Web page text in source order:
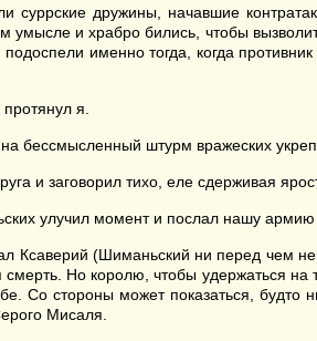
суррские дружины, начавшие
умысле и храбро бились, чтобы
подоспели именно тогда, когда
я.
бессмысленный штурм вражеских
и заговорил тихо, еле сдерживая
улучил момент и послал нашу армию
Ксаверий (Шиманьский ни перед чем
Но королю, чтобы удержаться
Со стороны может показаться,
Мисаля.